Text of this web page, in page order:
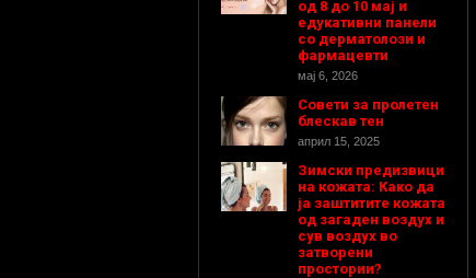
од 8 до 10 мај и
едукативни панели
со дерматолози и
фармацевти
мај 6, 2026
Совети за пролетен
блескав тен
април 15, 2025
Зимски предизвици
на кожата: Како да
ја заштитите кожата
од загаден воздух и
сув воздух во
затворени
простории?